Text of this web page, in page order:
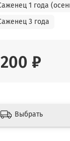
1 года
3 года
200 ₽
Выбрать